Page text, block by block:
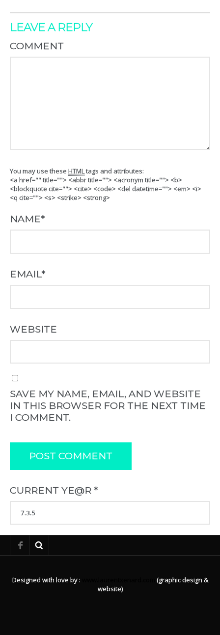
LEAVE A REPLY
COMMENT
You may use these HTMLtags and attributes:
<a href="" title=""> <abbr title=""> <acronym title=""> <b>
<blockquote cite=""> <cite> <code> <del datetime=""> <em> <i>
<q cite=""> <s> <strike> <strong>
NAME*
EMAIL*
WEBSITE
SAVE MY NAME, EMAIL, AND WEBSITE
IN THIS BROWSER FOR THE NEXT TIME
I COMMENT.
CURRENT YE@R *
Designed with love by :
(graphic design &
website)